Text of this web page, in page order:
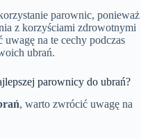
parownic, ponieważ
z korzyściami zdrowotnymi
na te cechy podczas
ubrań.
parownicy do ubrań?
, warto zwrócić uwagę na